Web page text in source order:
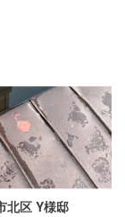
北区 Y様邸